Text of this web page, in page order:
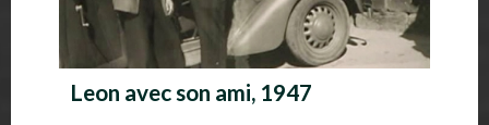
Leon avec son ami, 1947